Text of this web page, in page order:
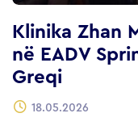
Klinika Zhan
në EADV
Greqi
18.05.2026